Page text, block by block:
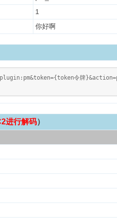
1
你好啊
令牌
进行解码）